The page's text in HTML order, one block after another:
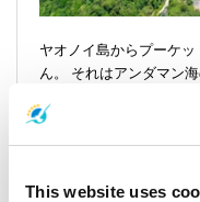
This website uses
ヤオノイ島からプーケ
ん。 それはアンダマン
垣間見ることができます
プーケットへのア